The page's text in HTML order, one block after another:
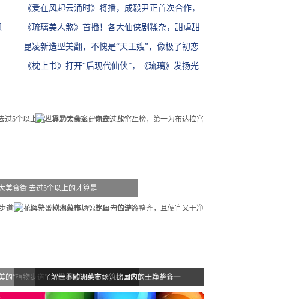
生，开启喜剧新模式
《爱在风起云涌时》将播，成毅尹正首次合作，
超期待
《琉璃美人煞》首播！各大仙侠剧糅杂，甜虐甜
虐的，希望不要太虐
昆凌新造型美翻，不愧是“天王嫂”，像极了初恋
的感觉
《枕上书》打开“后现代仙侠”，《琉璃》发扬光
美食街 去过5个以上的才算是
的“植物步道”，花海繁盛树木世界10大著名建筑物，故宫上榜，第一
了解一下欧洲菜市场，比国内的干净整齐